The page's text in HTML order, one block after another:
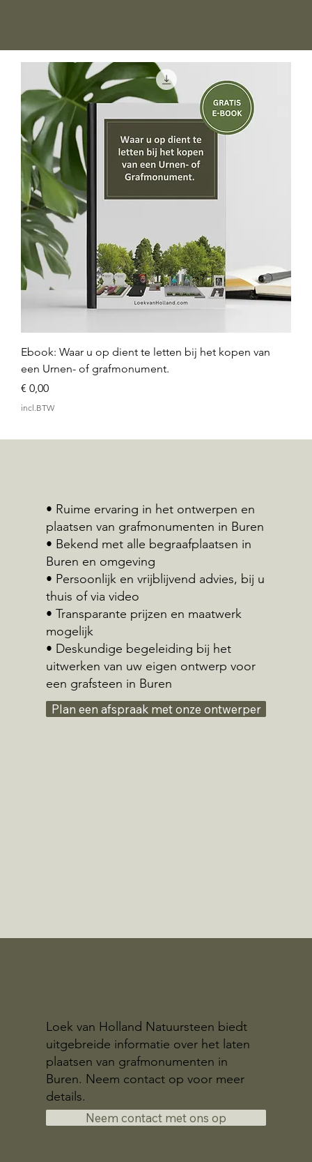
Ebook: Waar u op dient te letten bij het kopen van
een Urnen- of grafmonument.
Prijs
€ 0,00
incl.BTW
• Ruime ervaring in het ontwerpen en
plaatsen van grafmonumenten in Buren
• Bekend met alle begraafplaatsen in
Buren en omgeving
• Persoonlijk en vrijblijvend advies, bij u
thuis of via video
• Transparante prijzen en maatwerk
mogelijk
• Deskundige begeleiding bij het
uitwerken van uw eigen ontwerp voor
een grafsteen in Buren
Plan een afspraak met onze ontwerper
Loek van Holland Natuursteen biedt
uitgebreide informatie over het laten
plaatsen van grafmonumenten in
Buren. Neem contact op voor meer
details.
Neem contact met ons op